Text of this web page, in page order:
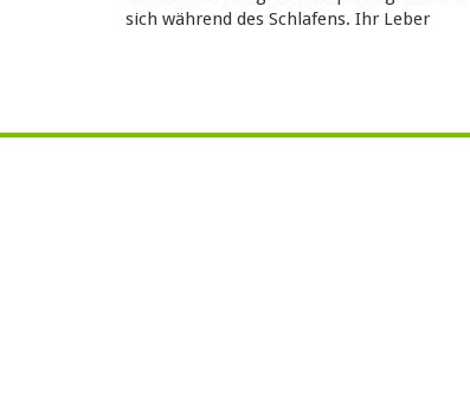
sich während des Schlafens. Ihr Leber